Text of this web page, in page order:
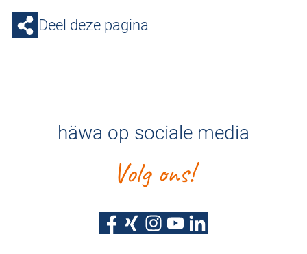
Deel deze pagina
häwa op sociale media
Volg ons!